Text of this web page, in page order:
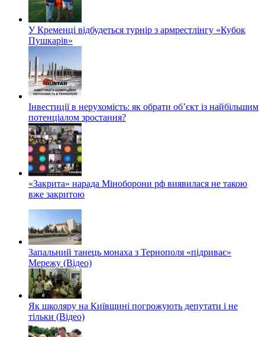
У Кременці відбудеться турнір з армрестлінгу «Кубок
Пушкарів»
Інвестиції в нерухомість: як обрати об’єкт із найбільшим
потенціалом зростання?
«Закрита» нарада Міноборони рф виявилася не такою
вже закритою
Запальний танець монаха з Тернополя «підриває»
Мережу (Відео)
Як школяру на Київщині погрожують депутати і не
тільки (Відео)